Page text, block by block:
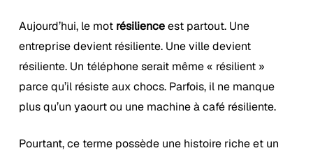
Aujourd’hui, le mot résilienceest partout. Une
entreprise devient résiliente. Une ville devient
résiliente. Un téléphone serait même « résilient »
parce qu’il résiste aux chocs. Parfois, il ne manque
plus qu’un yaourt ou une machine à café résiliente.
Pourtant, ce terme possède une histoire riche et un